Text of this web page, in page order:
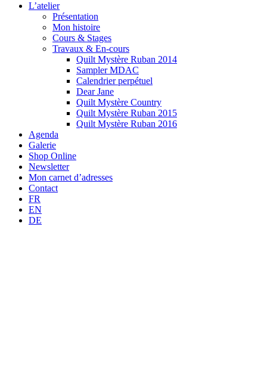
L’atelier
Présentation
Mon histoire
Cours & Stages
Travaux & En-cours
Quilt Mystère Ruban 2014
Sampler MDAC
Calendrier perpétuel
Dear Jane
Quilt Mystère Country
Quilt Mystère Ruban 2015
Quilt Mystère Ruban 2016
Agenda
Galerie
Shop Online
Newsletter
Mon carnet d’adresses
Contact
FR
EN
DE